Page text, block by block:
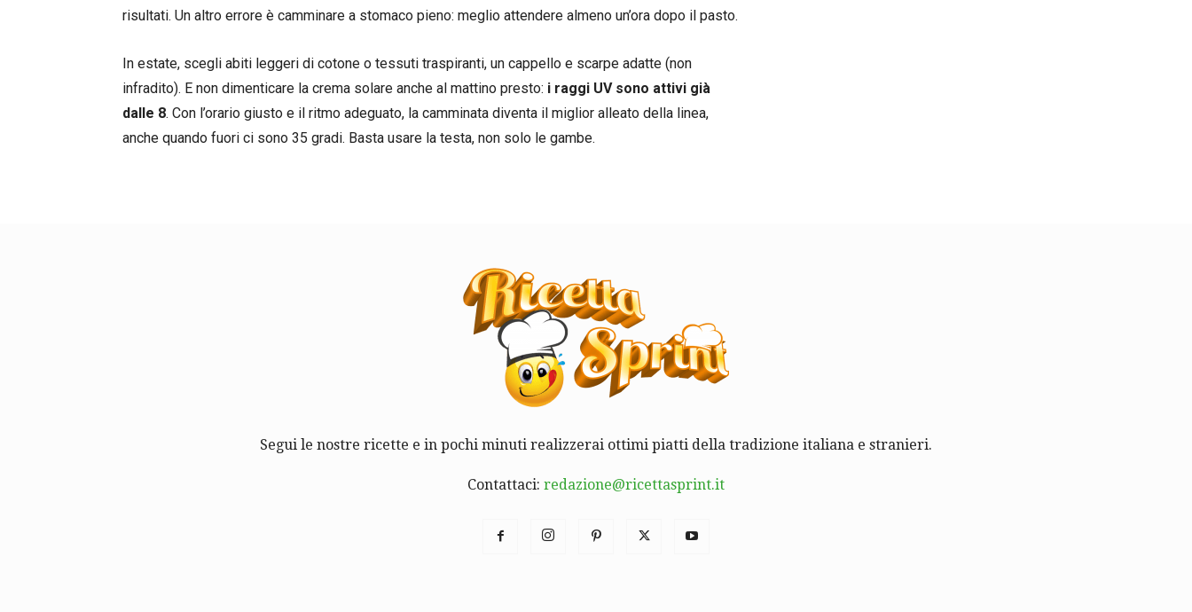
risultati. Un altro errore è camminare a stomaco pieno: meglio attendere almeno un’ora dopo il pasto.
In estate, scegli abiti leggeri di cotone o tessuti traspiranti, un cappello e scarpe adatte (non
infradito). E non dimenticare la crema solare anche al mattino presto: i raggi UV sono attivi già
dalle 8. Con l’orario giusto e il ritmo adeguato, la camminata diventa il miglior alleato della linea,
anche quando fuori ci sono 35 gradi. Basta usare la testa, non solo le gambe.
Segui le nostre ricette e in pochi minuti realizzerai ottimi piatti della tradizione italiana e stranieri.
Contattaci: redazione@ricettasprint.it